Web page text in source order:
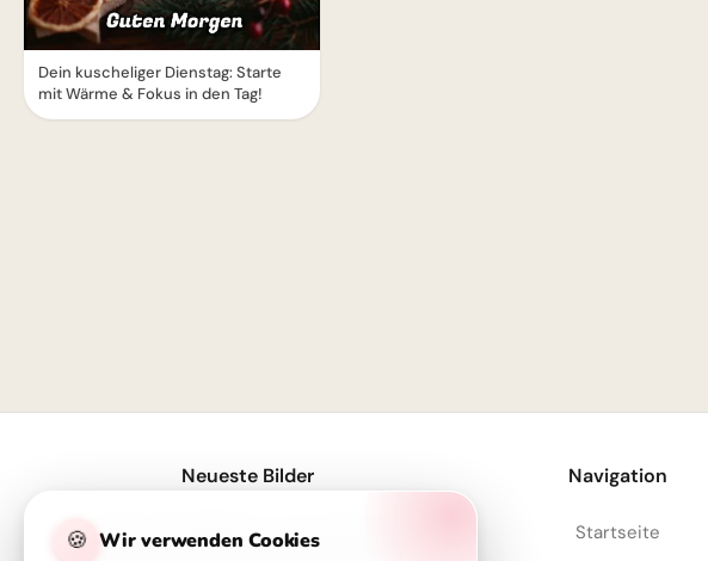
Dein kuscheliger Dienstag: Starte
mit Wärme & Fokus in den Tag!
🍪 Wir verwenden Cookies
Neueste Bilder Navigation
Startseite